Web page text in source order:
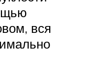
вся